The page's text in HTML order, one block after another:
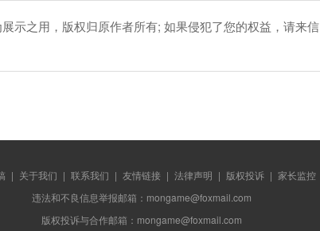
示之用，版权归原作者所有; 如果侵犯了您的权益，请来信
| 关于我们 | 联系我们 | 友情链接 | 法律声明 | 版权投诉 | 家长监控
违法和不良信息举报邮箱：mongame@foxmail.com
版权投诉与合作邮箱：mongame@foxmail.com